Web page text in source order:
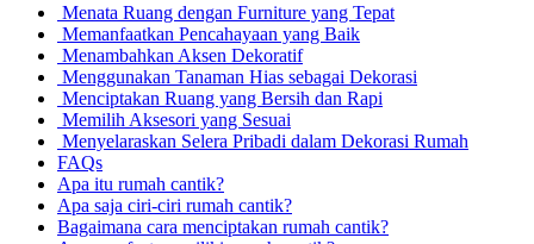
Menata Ruang dengan Furniture yang Tepat
Memanfaatkan Pencahayaan yang Baik
Menambahkan Aksen Dekoratif
Menggunakan Tanaman Hias sebagai Dekorasi
Menciptakan Ruang yang Bersih dan Rapi
Memilih Aksesori yang Sesuai
Menyelaraskan Selera Pribadi dalam Dekorasi Rumah
FAQs
Apa itu rumah cantik?
Apa saja ciri-ciri rumah cantik?
Bagaimana cara menciptakan rumah cantik?